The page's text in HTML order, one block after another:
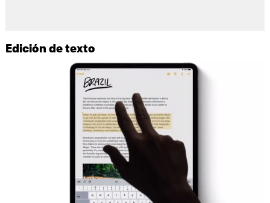
Edición de texto